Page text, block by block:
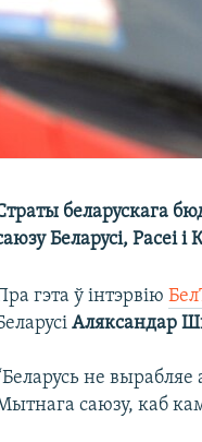
беларускага
Беларусі, Расеі
гэта ў інтэрвію
Аляксандар
не
саюзу, каб